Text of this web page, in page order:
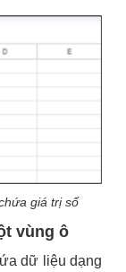
giá trị số
vùng ô
dữ liệu dạng